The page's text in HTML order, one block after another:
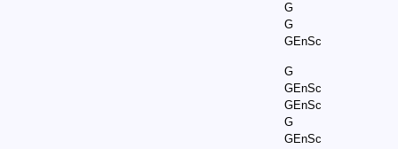
G
G
GEnSc
G
GEnSc
GEnSc
G
GEnSc